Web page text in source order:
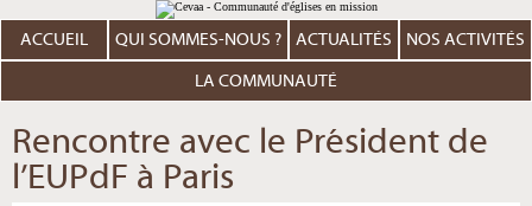
au
contenu.
Aller
personnels
ACCUEIL QUI SOMMES-NOUS ? ACTUALITÉS NOS ACTIVITÉS
LA COMMUNAUTÉ
Rencontre avec le Président de
l’EUPdF à Paris